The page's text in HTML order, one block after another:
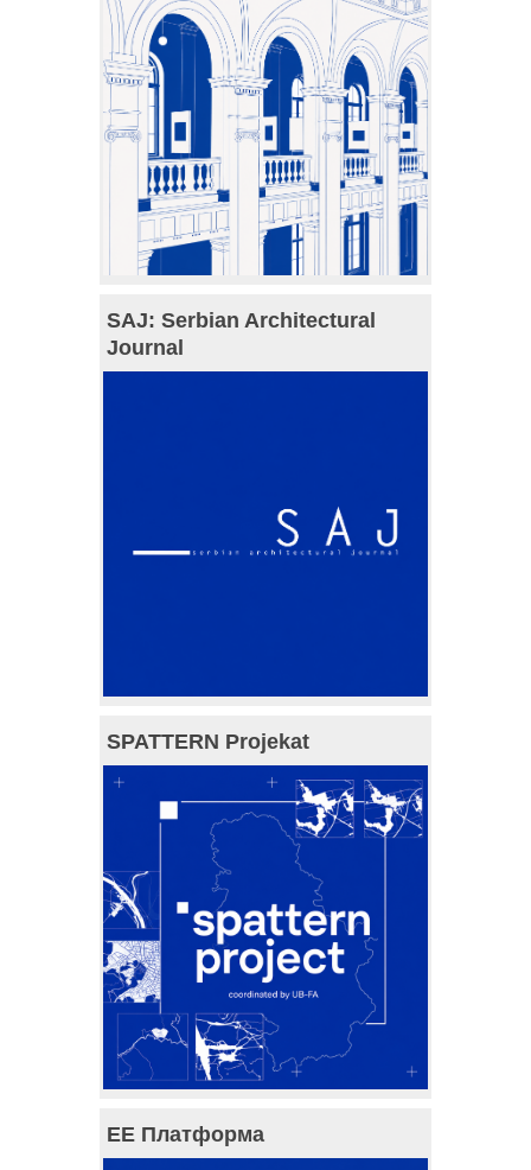
SAJ: Serbian Architectural
Journal
SPATTERN Projekat
ЕЕ Платформа